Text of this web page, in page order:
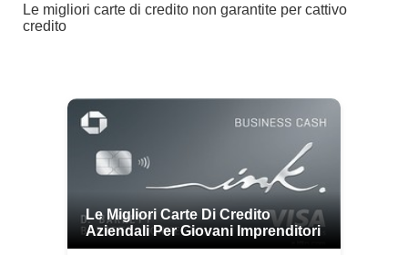
Le migliori carte di credito non garantite per cattivo
credito
Le Migliori Carte Di Credito
Aziendali Per Giovani Imprenditori